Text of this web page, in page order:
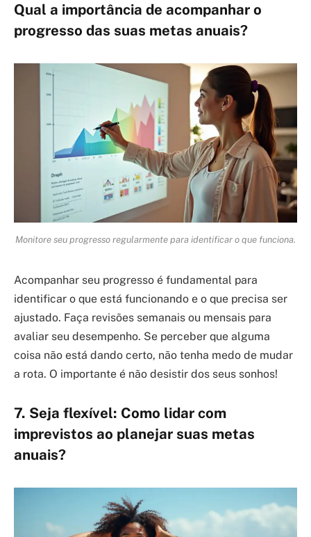
Qual a importância de acompanhar o
progresso das suas metas anuais?
Monitore seu progresso regularmente para identificar o que funciona.
Acompanhar seu progresso é fundamental para
identificar o que está funcionando e o que precisa ser
ajustado. Faça revisões semanais ou mensais para
avaliar seu desempenho. Se perceber que alguma
coisa não está dando certo, não tenha medo de mudar
a rota. O importante é não desistir dos seus sonhos!
7. Seja flexível: Como lidar com
imprevistos ao planejar suas metas
anuais?